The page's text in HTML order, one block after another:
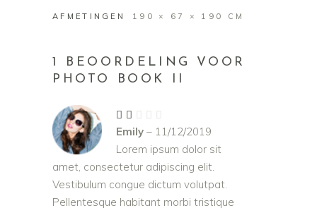
AFMETINGEN 190 × 67 × 190 CM
1 BEOORDELING VOOR
PHOTO BOOK II
2
uit
5
Emily – 11/12/2019
Lorem ipsum dolor sit
amet, consectetur adipiscing elit.
Vestibulum congue dictum volutpat.
Pellentesque habitant morbi tristique